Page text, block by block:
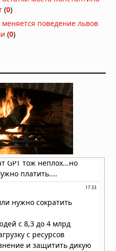
интеллект написал
— и он заработал
мужское либидо
07:00
космоса: Вселенная
разумной
09:18
может предсказать
09:13
(0)
поведение львов
(0)